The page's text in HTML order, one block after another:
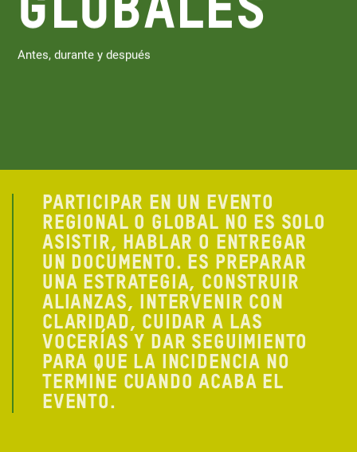
GLOBALES
Antes, durante y después
PARTICIPAR EN UN EVENTO
REGIONAL O GLOBAL NO ES SOLO
ASISTIR, HABLAR O ENTREGAR
UN DOCUMENTO. ES PREPARAR
UNA ESTRATEGIA, CONSTRUIR
ALIANZAS, INTERVENIR CON
CLARIDAD, CUIDAR A LAS
VOCERÍAS Y DAR SEGUIMIENTO
PARA QUE LA INCIDENCIA NO
TERMINE CUANDO ACABA EL
EVENTO.